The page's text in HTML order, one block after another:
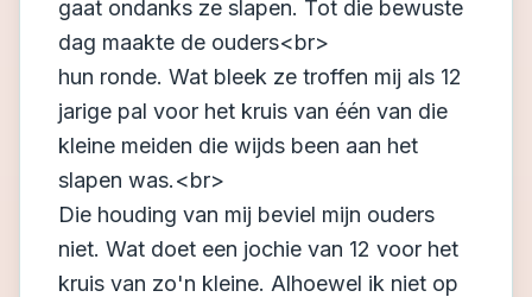
gaat ondanks ze slapen. Tot die bewuste
dag maakte de ouders<br>
hun ronde. Wat bleek ze troffen mij als 12
jarige pal voor het kruis van één van die
kleine meiden die wijds been aan het
slapen was.<br>
Die houding van mij beviel mijn ouders
niet. Wat doet een jochie van 12 voor het
kruis van zo'n kleine. Alhoewel ik niet op